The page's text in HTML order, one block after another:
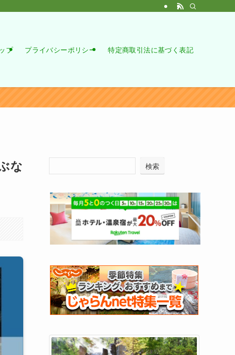
プ プライバシーポリシー 特定商取引法に基づく表記
な
検索